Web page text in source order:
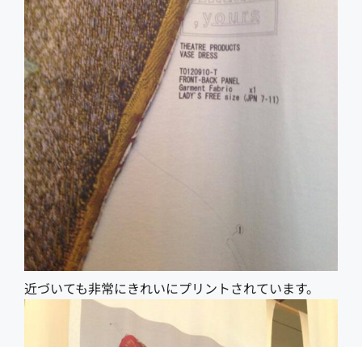
近づいても非常にきれいにプリントされています。